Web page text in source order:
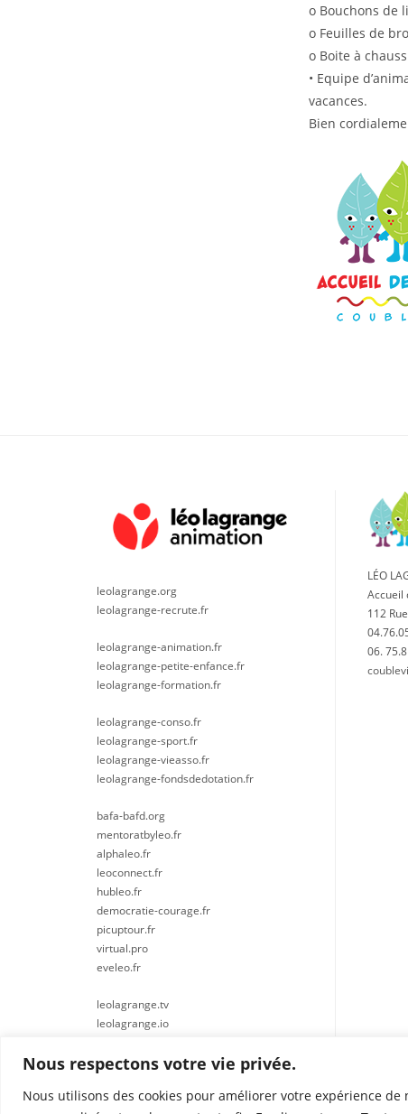
Nous respectons votre vie privée.
Nous utilisons des cookies pour améliorer votre expérience
o Bouchons de
o Feuilles de
o Boite à
• Equipe
vacances.
Bien
leolagrange.org
leolagrange-recrute.fr
leolagrange-animation.fr
leolagrange-petite-enfance.fr
leolagrange-formation.fr
leolagrange-conso.fr
leolagrange-sport.fr
leolagrange-vieasso.fr
leolagrange-fondsdedotation.fr
bafa-bafd.org
mentoratbyleo.fr
alphaleo.fr
leoconnect.fr
hubleo.fr
democratie-courage.fr
picuptour.fr
virtual.pro
eveleo.fr
leolagrange.tv
leolagrange.io
LÉO
Accueil
112
06.